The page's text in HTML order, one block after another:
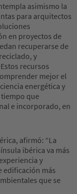
asimismo la
para arquitectos
en proyectos de
recuperarse de
y
recursos
mejor el
energética y
que
e incorporado, en
afirmó: “La
ibérica va más
y
edificación más
que se